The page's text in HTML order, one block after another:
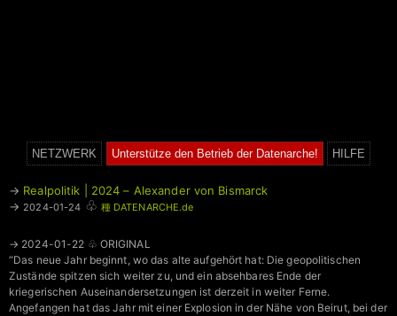
NETZWERK Unterstütze den Betrieb der Datenarche! HILFE
→ Realpolitik | 2024 – Alexander von Bismarck
→ 2024-01-24 ♧ 種 DATENARCHE.de
→ 2024-01-22 ♧ ORIGINAL
“Das neue Jahr beginnt, wo das alte aufgehört hat: Die geopolitischen
Zustände spitzen sich weiter zu, und ein absehbares Ende der
kriegerischen Auseinandersetzungen ist derzeit in weiter Ferne.
Angefangen hat das Jahr mit einer Explosion in der Nähe von Beirut, bei der